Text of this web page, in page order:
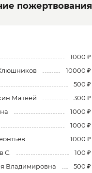
пожертвования
1000 ₽
10000 ₽
500 ₽
Матвей
300 ₽
1000 ₽
1000 ₽
1000 ₽
С.
100 ₽
Владимировна
500 ₽